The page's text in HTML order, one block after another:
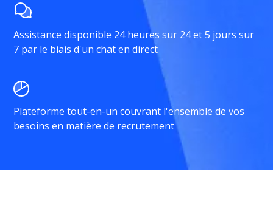
Assistance disponible 24 heures sur 24 et 5 jours sur
7 par le biais d'un chat en direct
Plateforme tout-en-un couvrant l'ensemble de vos
besoins en matière de recrutement